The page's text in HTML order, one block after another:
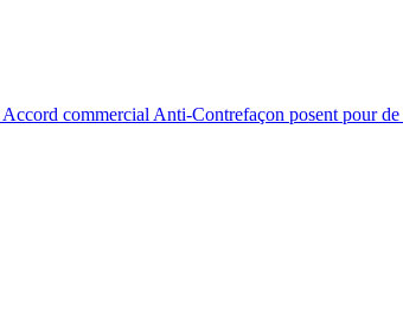
commercial Anti-Contrefaçon posent pour